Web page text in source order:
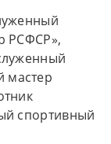
РСФСР»,
мастер
спортивный